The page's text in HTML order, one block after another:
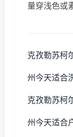
量穿浅色或
克孜勒苏柯
州今天适合
克孜勒苏柯
州今天适合